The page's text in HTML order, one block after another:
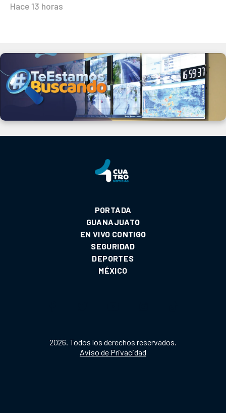
Hace 13 horas
PORTADA
GUANAJUATO
EN VIVO CONTIGO
SEGURIDAD
DEPORTES
MÉXICO
2026. Todos los derechos reservados.
Aviso de Privacidad